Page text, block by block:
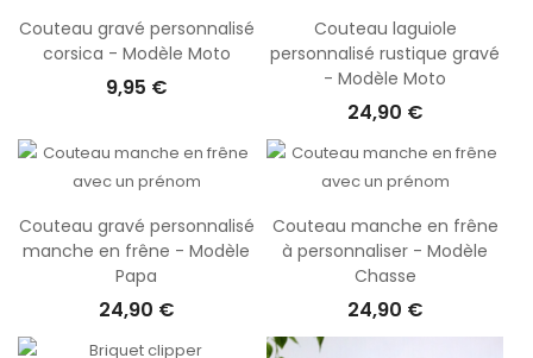
Couteau gravé personnalisé
corsica - Modèle Moto
9,95 €
Couteau laguiole
personnalisé rustique gravé
- Modèle Moto
24,90 €
Couteau gravé personnalisé
manche en frêne - Modèle
Papa
24,90 €
Couteau manche en frêne
à personnaliser - Modèle
Chasse
24,90 €